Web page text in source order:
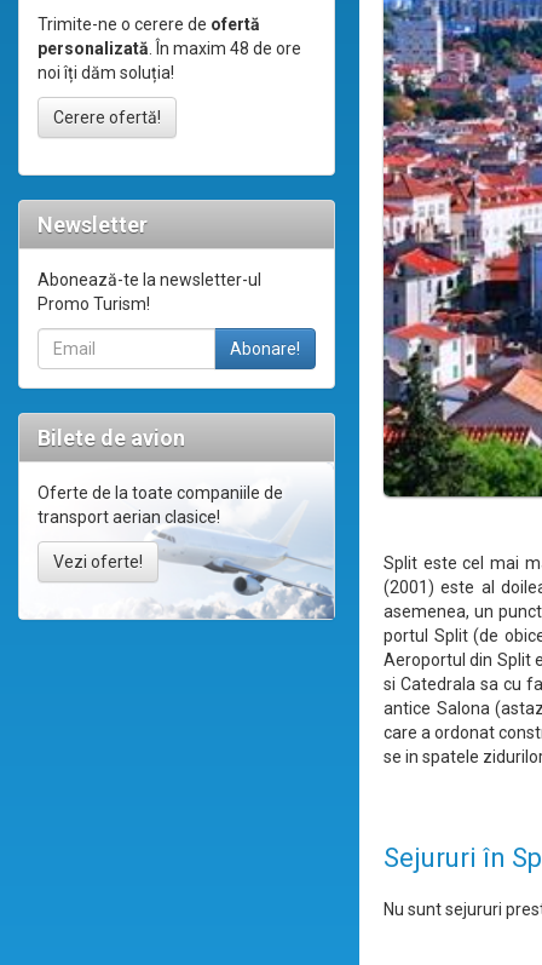
Trimite-ne o cerere de ofertă
personalizată. În maxim 48 de ore
noi îți dăm soluția!
Cerere ofertă!
Newsletter
Abonează-te la newsletter-ul
Promo Turism!
Bilete de avion
Oferte de la toate companiile de
transport aerian clasice!
Vezi oferte!
Split este cel mai
(2001) este al
asemenea, un
portul Split (de
Aeroportul din Split
si Catedrala sa cu
antice Salona
care a ordonat
se in spatele
Sejururi în
Nu sunt sejururi